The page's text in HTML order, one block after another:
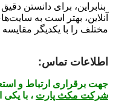
بنابراین، برای دانستن
آنلاین، بهتر است به
مختلف را با یکدیگر مقایسه
اطلاعات تماس:
جهت برقراری ارتباط و
شرکت مکث پارت ، با